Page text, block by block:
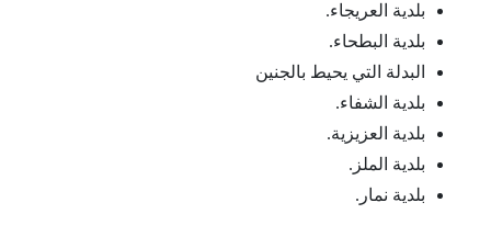
بلدية العريجاء.
بلدية البطحاء.
البدلة التي يحيط بالجنين
بلدية الشفاء.
بلدية العزيزية.
بلدية الملز.
بلدية نمار.